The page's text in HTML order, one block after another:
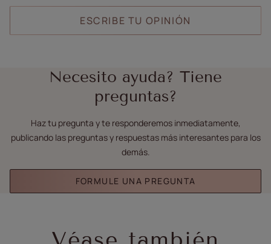
ESCRIBE TU OPINIÓN
Necesito ayuda? Tiene
preguntas?
Haz tu pregunta y te responderemos inmediatamente,
publicando las preguntas y respuestas más interesantes para los
demás.
FORMULE UNA PREGUNTA